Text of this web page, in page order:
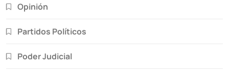
Opinión
Partidos Políticos
Poder Judicial